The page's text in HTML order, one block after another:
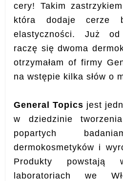
cery! Takim
która dodaje cerze
elastyczności. Już
raczę się dwoma
otrzymałam of firmy
na wstępie kilka słów o
General Topics jest
w dziedzinie
popartych
dermokosmetyków i
Produkty powstają
laboratoriach we